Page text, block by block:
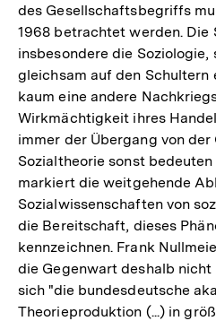
des Gesellschaftsbegriffs
1968 betrachtet werden. Die
insbesondere die Soziologie,
gleichsam auf den Schultern
kaum eine andere
Wirkmächtigkeit ihres
immer der Übergang von
Sozialtheorie sonst
markiert die weitgehende
Sozialwissenschaften von
die Bereitschaft, dieses
kennzeichnen. Frank
die Gegenwart deshalb nicht
sich "die bundesdeutsche
Theorieproduktion (...) in